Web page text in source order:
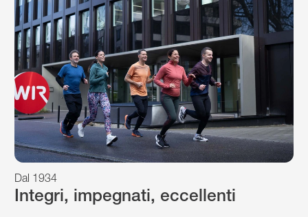
Integri, impegnati, eccellenti
Dal 1934